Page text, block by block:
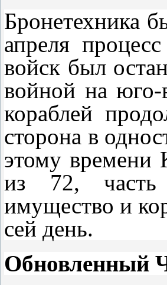
Бронетехника
апреля
войск был
войной на юго-
кораблей
сторона в
этому
из 72, часть
имущество и
сей день.
Обновленный